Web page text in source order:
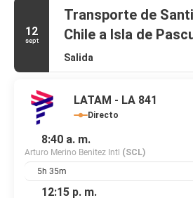
12
sept
Transporte de
Chile a Isla de
Salida
LATAM - LA 841
Directo
8:40 a. m.
Arturo Merino Benitez Intl (SCL)
5h 35m
12:15 p. m.